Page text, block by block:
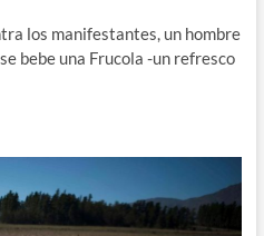
los manifestantes, un hombre
bebe una Frucola -un refresco